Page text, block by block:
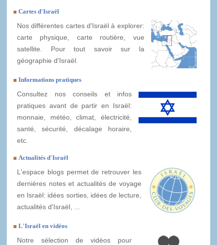
Cartes d'Israël
Nos différentes cartes d'Israël à explorer:
carte physique, carte routière, vue
satellite. Pour tout savoir sur la
géographie d'Israël.
Informations pratiques
Consultez nos conseils et infos
pratiques avant de partir en Israël:
monnaie, météo, climat, électricité,
santé, sécurité, décalage horaire,
etc.
Actualités d'Israël
L'espace blogs permet de retrouver les
dernières notes et actualités de voyage
en Israël: idées sorties, idées de lecture,
actualités d'Israël, ...
L'Israël en vidéos
Notre sélection de vidéos pour